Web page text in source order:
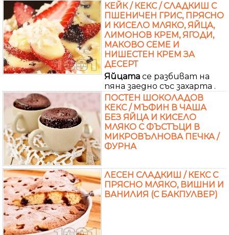
КЕЙК / КЕКС / СЛАДКИШ С
ПШЕНИЧЕН ГРИС, ПРЯСНО
И КИСЕЛО МЛЯКО, ЯЙЦА,
ЛИМОНОВ КРЕМ, ЯГОДИ,
МАКОВО СЕМЕ И
НИШЕСТЕН КРЕМ ЗА
ДЕСЕРТ
Яйцата се разбиват на
пяна заедно със захарта .
ПОСТЕН ШОКОЛАДОВ
КЕКС / МЪФИН В ЧАША
БЕЗ ЯЙЦА И КИСЕЛО
МЛЯКО С ФЪСТЪЦИ В
МИКРОВЪЛНОВА ПЕЧКА /
ФУРНА
ЛЕСЕН СЛАДКИШ / КЕКС С
ПРЯСНО МЛЯКО, ВИШНИ И
ВАНИЛИЯ (С БАКПУЛВЕР)